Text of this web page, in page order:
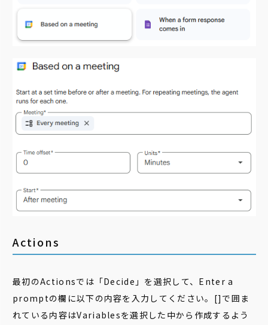
Actions
最初のActionsでは「Decide」を選択して、Enter a
promptの欄に以下の内容を入力してください。[]で囲ま
れている内容はVariablesを選択した中から作成するよう